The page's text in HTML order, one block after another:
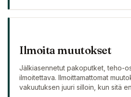
Ilmoita muutokset
Jälkiasennetut pakoputket, teho-
ilmoitettava. Ilmoittamattomat
vakuutuksen juuri silloin, kun sitä